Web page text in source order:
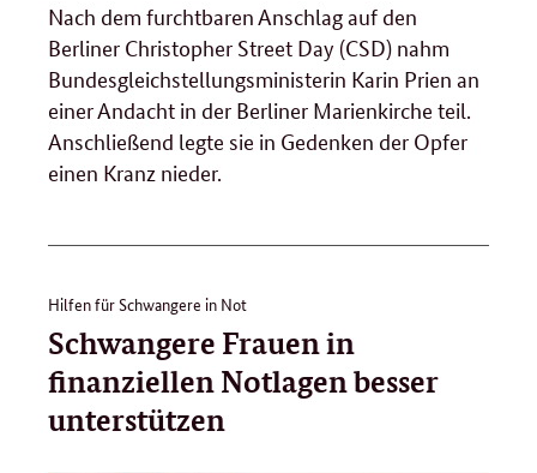
Nach dem furchtbaren Anschlag auf den
Berliner Christopher Street Day (CSD) nahm
Bundesgleichstellungsministerin Karin Prien an
einer Andacht in der Berliner Marienkirche teil.
Anschließend legte sie in Gedenken der Opfer
einen Kranz nieder.
Hilfen für Schwangere in Not
Schwangere Frauen in
finanziellen Notlagen besser
unterstützen